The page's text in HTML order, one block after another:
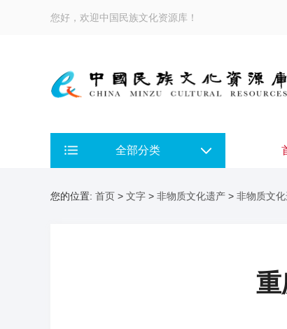
您好，欢迎中国民族文化资源库！
全部分类
您的位置: 首页 > 文字 > 非物质文化遗产 > 非物质文
重